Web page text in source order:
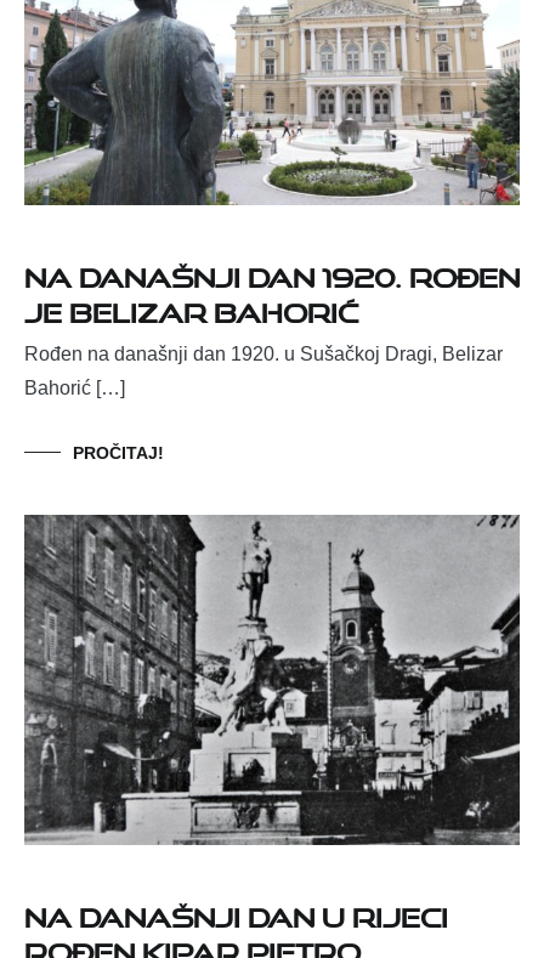
Na današnji dan 1920. rođen
je Belizar Bahorić
Rođen na današnji dan 1920. u Sušačkoj Dragi, Belizar
Bahorić […]
PROČITAJ!
Na današnji dan u Rijeci
rođen kipar Pietro